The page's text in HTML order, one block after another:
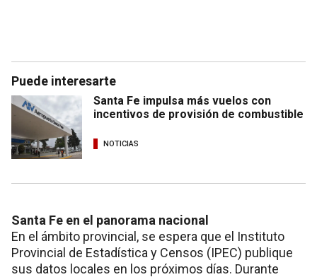
Puede interesarte
Santa Fe impulsa más vuelos con
incentivos de provisión de combustible
NOTICIAS
Santa Fe en el panorama nacional
En el ámbito provincial, se espera que el Instituto
Provincial de Estadística y Censos (IPEC) publique
sus datos locales en los próximos días. Durante